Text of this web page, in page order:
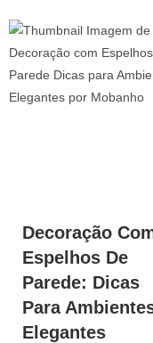
Decoração
Espelhos De
Parede: Dicas
Para
Elegantes